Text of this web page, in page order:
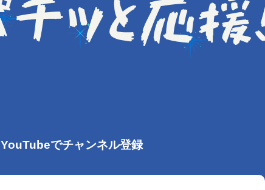
YouTubeでチャンネル登録